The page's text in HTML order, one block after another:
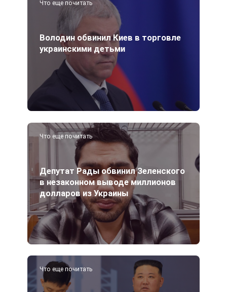
Что еще почитать
Володин обвинил Киев в торговле
украинскими детьми
Что еще почитать
Депутат Рады обвинил Зеленского
в незаконном выводе миллионов
долларов из Украины
Что еще почитать